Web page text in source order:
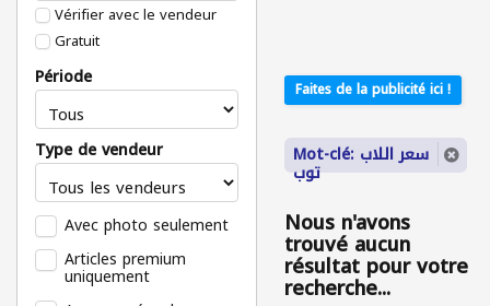
Vérifier avec le vendeur
Gratuit
Période
Type de vendeur
Avec photo seulement
Articles premium
uniquement
Faites de la publicité ici !
Mot-clé: سعر اللاب
توب
Nous n'avons
trouvé aucun
résultat pour votre
recherche...